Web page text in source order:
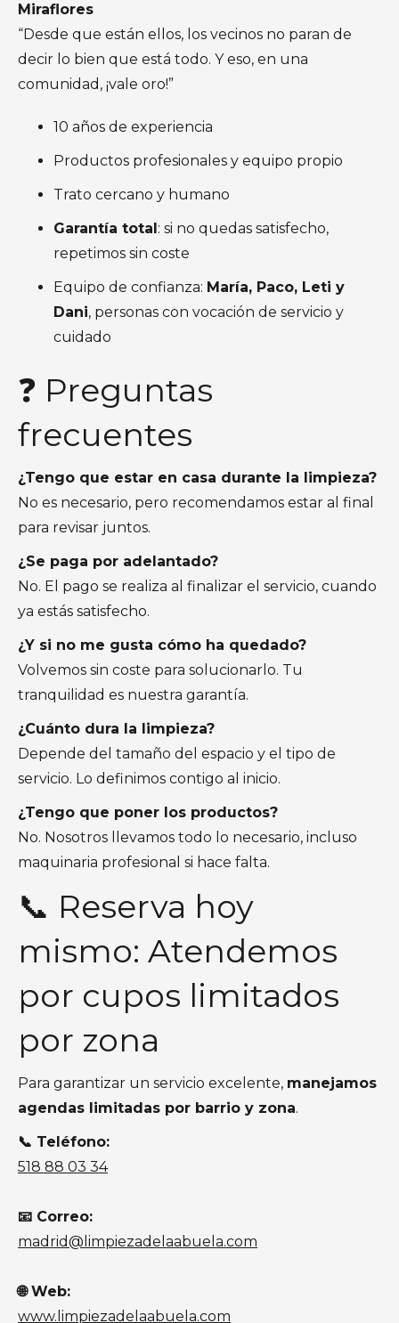
Miraflores
“Desde que están ellos, los vecinos no paran de
decir lo bien que está todo. Y eso, en una
comunidad, ¡vale oro!”
10 años de experiencia
Productos profesionales y equipo propio
Trato cercano y humano
Garantía total : si no quedas satisfecho,
repetimos sin coste
Equipo de confianza: María, Paco, Leti y
Dani, personas con vocación de servicio y
cuidado
❓ Preguntas
frecuentes
¿Tengo que estar en casa durante la limpieza?
No es necesario, pero recomendamos estar al final
para revisar juntos.
¿Se paga por adelantado?
No. El pago se realiza al finalizar el servicio, cuando
ya estás satisfecho.
¿Y si no me gusta cómo ha quedado?
Volvemos sin coste para solucionarlo. Tu
tranquilidad es nuestra garantía.
¿Cuánto dura la limpieza?
Depende del tamaño del espacio y el tipo de
servicio. Lo definimos contigo al inicio.
¿Tengo que poner los productos?
No. Nosotros llevamos todo lo necesario, incluso
maquinaria profesional si hace falta.
📞 Reserva hoy
mismo: Atendemos
por cupos limitados
por zona
Para garantizar un servicio excelente, manejamos
agendas limitadas por barrio y zona.
📞 Teléfono:
518 88 03 34
📧 Correo:
madrid@limpiezadelaabuela.com
🌐 Web:
www.limpiezadelaabuela.com